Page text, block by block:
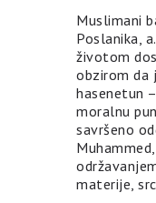
Muslimani
Poslanika,
životom
obzirom da
hasenetun
moralnu
savršeno
materije,